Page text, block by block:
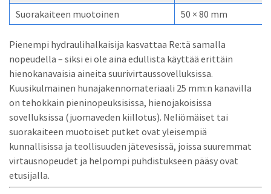
Suorakaiteen muotoinen
50 × 80 mm
Pienempi hydraulihalkaisija kasvattaa Re:tä samalla
nopeudella – siksi ei ole aina edullista käyttää erittäin
hienokanavaisia aineita suurivirtaussovelluksissa.
Kuusikulmainen hunajakennomateriaali 25 mm:n kanavilla
on tehokkain pieninopeuksisissa, hienojakoisissa
sovelluksissa (juomaveden kiillotus). Neliömäiset tai
suorakaiteen muotoiset putket ovat yleisempiä
kunnallisissa ja teollisuuden jätevesissä, joissa suuremmat
virtausnopeudet ja helpompi puhdistukseen pääsy ovat
etusijalla.